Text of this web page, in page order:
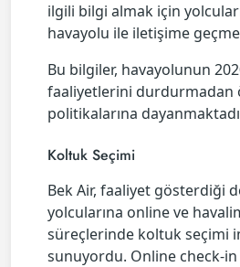
ilgili bilgi almak için
havayolu ile iletişime
Bu bilgiler, havayolunun
faaliyetlerini durdurmadan
politikalarına
Koltuk Seçimi
Bek Air, faaliyet gösterdiği
yolcularına online ve
süreçlerinde koltuk seçimi
sunuyordu. Online check-